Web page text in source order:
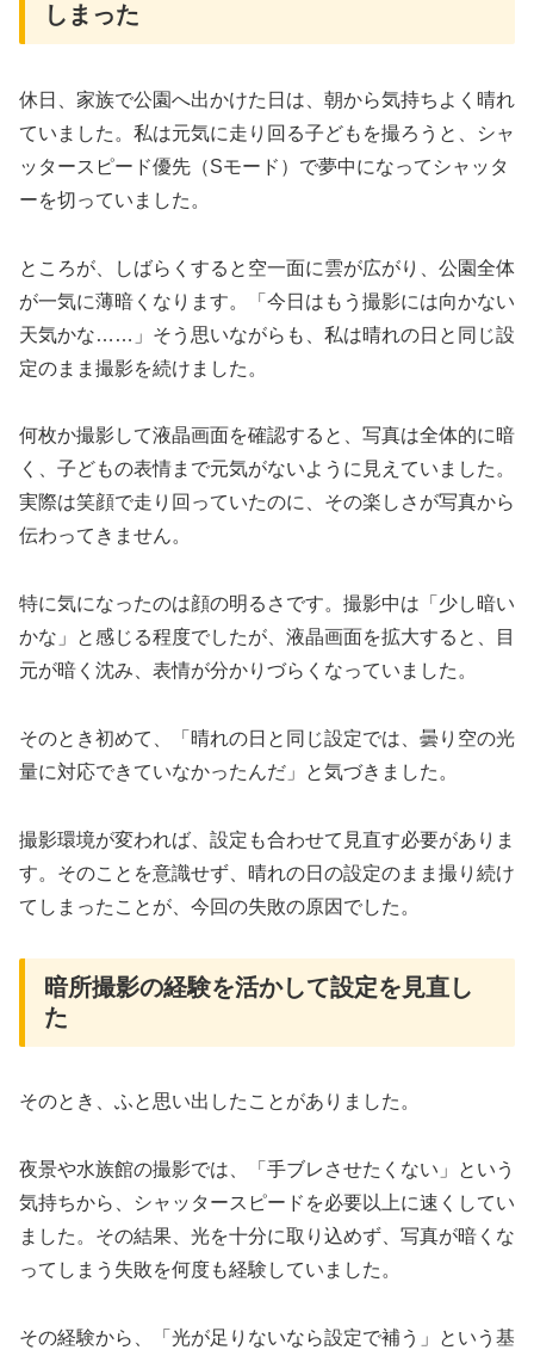
しまった
休日、家族で公園へ出かけた日は、朝から気持ちよく晴れ
ていました。私は元気に走り回る子どもを撮ろうと、シャ
ッタースピード優先（Sモード）で夢中になってシャッタ
ーを切っていました。
ところが、しばらくすると空一面に雲が広がり、公園全体
が一気に薄暗くなります。「今日はもう撮影には向かない
天気かな……」そう思いながらも、私は晴れの日と同じ設
定のまま撮影を続けました。
何枚か撮影して液晶画面を確認すると、写真は全体的に暗
く、子どもの表情まで元気がないように見えていました。
実際は笑顔で走り回っていたのに、その楽しさが写真から
伝わってきません。
特に気になったのは顔の明るさです。撮影中は「少し暗い
かな」と感じる程度でしたが、液晶画面を拡大すると、目
元が暗く沈み、表情が分かりづらくなっていました。
そのとき初めて、「晴れの日と同じ設定では、曇り空の光
量に対応できていなかったんだ」と気づきました。
撮影環境が変われば、設定も合わせて見直す必要がありま
す。そのことを意識せず、晴れの日の設定のまま撮り続け
てしまったことが、今回の失敗の原因でした。
暗所撮影の経験を活かして設定を見直し
た
そのとき、ふと思い出したことがありました。
夜景や水族館の撮影では、「手ブレさせたくない」という
気持ちから、シャッタースピードを必要以上に速くしてい
ました。その結果、光を十分に取り込めず、写真が暗くな
ってしまう失敗を何度も経験していました。
その経験から、「光が足りないなら設定で補う」という基